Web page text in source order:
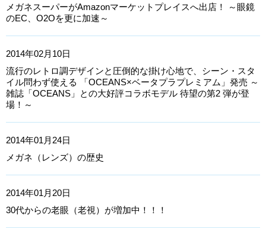
メガネスーパーがAmazonマーケットプレイスへ出店！ ～眼鏡
のEC、O2Oを更に加速～
2014年02月10日
流行のレトロ調デザインと圧倒的な掛け心地で、シーン・スタ
イル問わず使える 「OCEANS×ベータプラプレミアム」発売 ～
雑誌「OCEANS」との大好評コラボモデル 待望の第2 弾が登
場！～
2014年01月24日
メガネ（レンズ）の歴史
2014年01月20日
30代からの老眼（老視）が増加中！！！